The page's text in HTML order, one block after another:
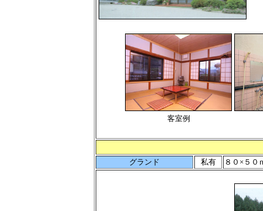
客室例
グランド 私有 ８０×５